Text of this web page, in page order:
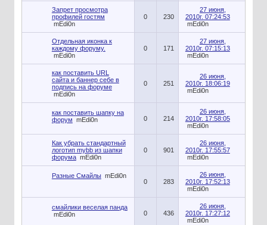
Запрет просмотра
профилей гостям
mEdi0n
0 230
27 июня,
2010г. 07:24:53
mEdi0n
Отдельная иконка к
каждому форуму.
mEdi0n
0 171
27 июня,
2010г. 07:15:13
mEdi0n
как поставить URL
сайта и баннер себе в
подпись на форуме
mEdi0n
0 251
26 июня,
2010г. 18:06:19
mEdi0n
как поставить шапку на
форум mEdi0n 0 214
26 июня,
2010г. 17:58:05
mEdi0n
Как убрать стандартный
логотип mybb из шапки
форума mEdi0n
0 901
26 июня,
2010г. 17:55:57
mEdi0n
Разные Смайлы mEdi0n
0
283
26 июня,
2010г. 17:52:13
mEdi0n
смайлики веселая панда
mEdi0n
0 436
26 июня,
2010г. 17:27:12
mEdi0n